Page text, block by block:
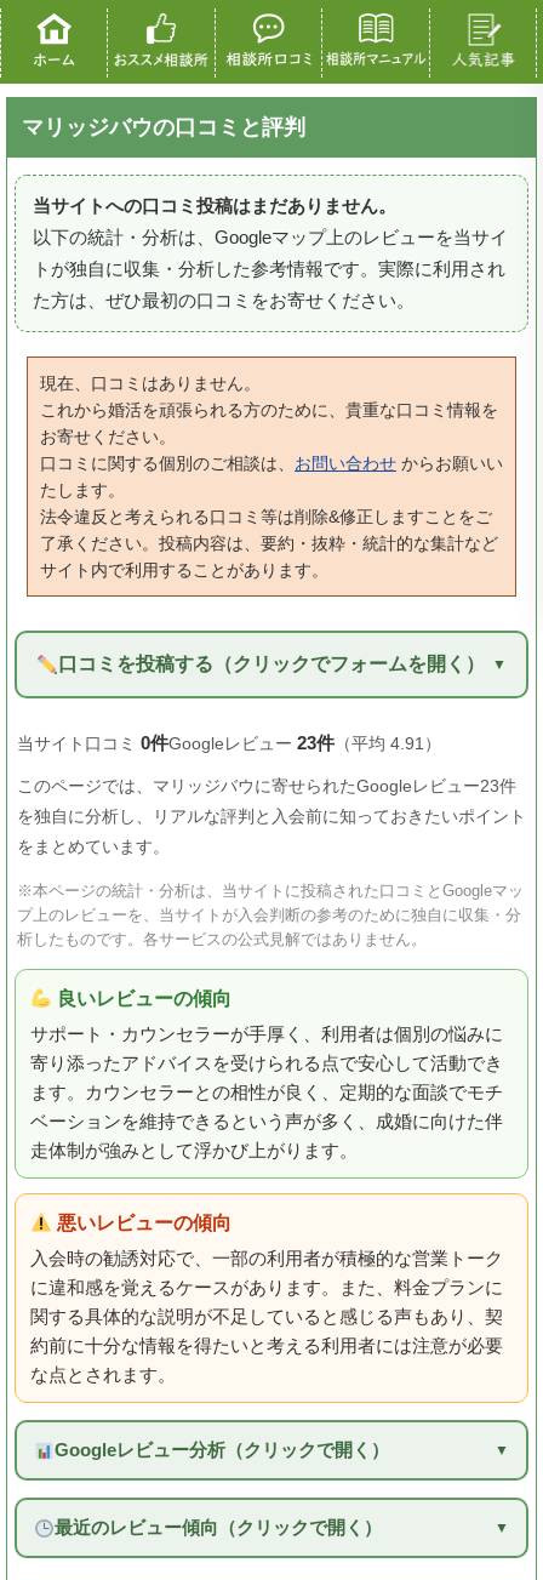
マリッジバウの口コミと評判
当サイトへの口コミ投稿はまだありません。
以下の統計・分析は、Googleマップ上のレビューを当サイ
トが独自に収集・分析した参考情報です。実際に利用され
た方は、ぜひ最初の口コミをお寄せください。
現在、口コミはありません。
これから婚活を頑張られる方のために、貴重な口コミ情報を
お寄せください。
口コミに関する個別のご相談は、 お問い合わせ からお願いい
たします。
法令違反と考えられる口コミ等は削除&修正しますことをご
了承ください。投稿内容は、要約・抜粋・統計的な集計など
サイト内で利用することがあります。
口コミを投稿する（クリックでフォームを開く）
当サイト口コミ 0件Googleレビュー 23件 （平均 4.91）
このページでは、マリッジバウに寄せられたGoogleレビュー23件
を独自に分析し、リアルな評判と入会前に知っておきたいポイント
をまとめています。
※本ページの統計・分析は、当サイトに投稿された口コミとGoogleマッ
プ上のレビューを、当サイトが入会判断の参考のために独自に収集・分
析したものです。各サービスの公式見解ではありません。
良いレビューの傾向
サポート・カウンセラーが手厚く、利用者は個別の悩みに
寄り添ったアドバイスを受けられる点で安心して活動でき
ます。カウンセラーとの相性が良く、定期的な面談でモチ
ベーションを維持できるという声が多く、成婚に向けた伴
走体制が強みとして浮かび上がります。
悪いレビューの傾向
入会時の勧誘対応で、一部の利用者が積極的な営業トーク
に違和感を覚えるケースがあります。また、料金プランに
関する具体的な説明が不足していると感じる声もあり、契
約前に十分な情報を得たいと考える利用者には注意が必要
な点とされます。
Googleレビュー分析（クリックで開く）
最近のレビュー傾向（クリックで開く）